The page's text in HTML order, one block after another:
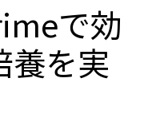
で効
養を実